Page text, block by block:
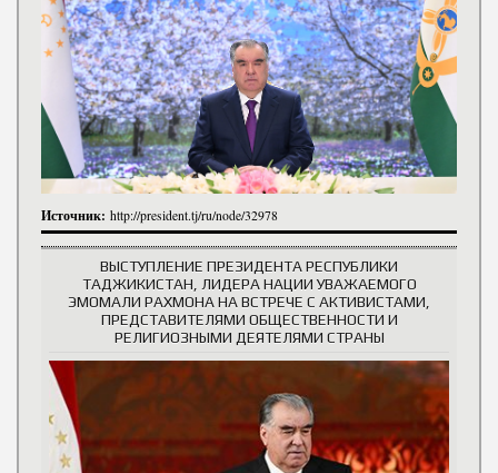
Источник: http://president.tj/ru/node/32978
ВЫСТУПЛЕНИЕ ПРЕЗИДЕНТА РЕСПУБЛИКИ
ТАДЖИКИСТАН, ЛИДЕРА НАЦИИ УВАЖАЕМОГО
ЭМОМАЛИ РАХМОНА НА ВСТРЕЧЕ С АКТИВИСТАМИ,
ПРЕДСТАВИТЕЛЯМИ ОБЩЕСТВЕННОСТИ И
РЕЛИГИОЗНЫМИ ДЕЯТЕЛЯМИ СТРАНЫ